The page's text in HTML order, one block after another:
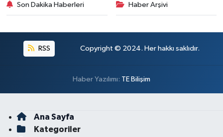
Son Dakika Haberleri Haber Arşivi
RSS Copyright © 2024. Her hakkı saklıdır.
Haber Yazılımı: TE Bilişim
Ana Sayfa
Kategoriler